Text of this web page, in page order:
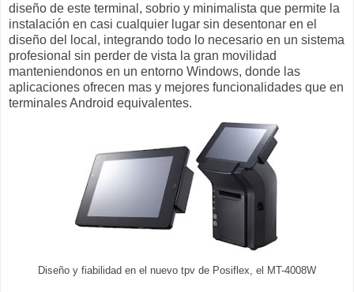
diseño de este terminal, sobrio y minimalista que permite la
instalación en casi cualquier lugar sin desentonar en el
diseño del local, integrando todo lo necesario en un sistema
profesional sin perder de vista la gran movilidad
manteniendonos en un entorno Windows, donde las
aplicaciones ofrecen mas y mejores funcionalidades que en
terminales Android equivalentes.
Diseño y fiabilidad en el nuevo tpv de Posiflex, el MT-4008W